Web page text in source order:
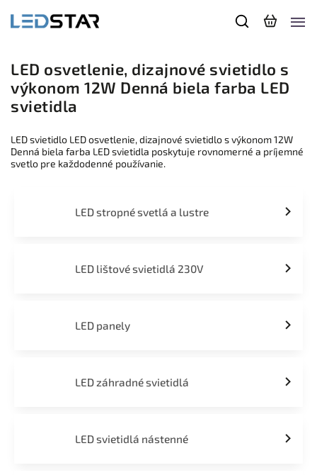
LED osvetlenie, dizajnové svietidlo s
výkonom 12W Denná biela farba LED
svietidla
LED svietidlo LED osvetlenie, dizajnové svietidlo s výkonom 12W
Denná biela farba LED svietidla poskytuje rovnomerné a príjemné
svetlo pre každodenné používanie.
LED stropné svetlá a lustre
LED lištové svietidlá 230V
LED panely
LED záhradné svietidlá
LED svietidlá nástenné